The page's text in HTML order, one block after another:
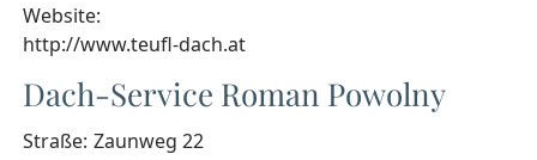
Website:
http://www.teufl-dach.at
Dach-Service Roman Powolny
Straße: Zaunweg 22